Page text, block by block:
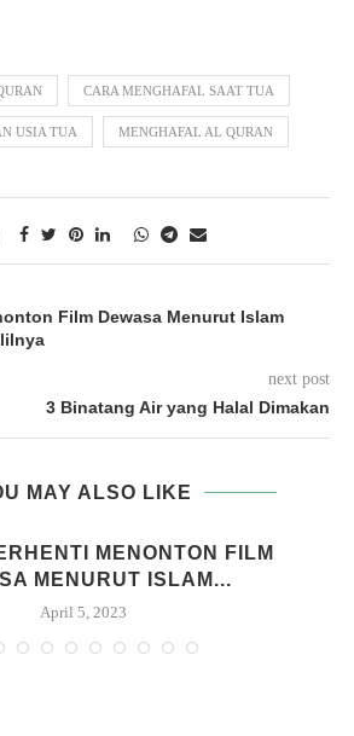
CARA MENGHAFAL SAAT TUA
USIA TUA MENGHAFAL AL QURAN
Film Dewasa Menurut Islam
next post
3 Binatang Air yang Halal Dimakan
MAY ALSO LIKE
MENONTON FILM
MENURUT ISLAM...
April 5, 2023